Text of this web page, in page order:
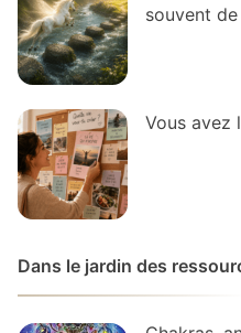
souvent
Vous avez
Dans le jardin des